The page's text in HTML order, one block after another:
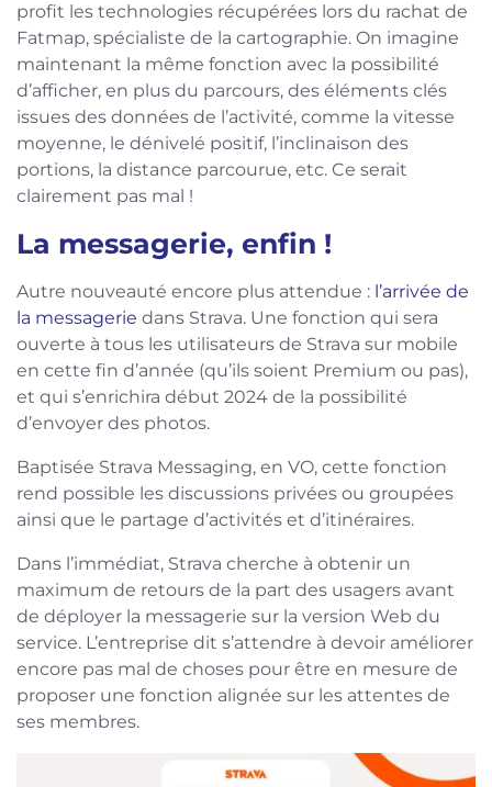
profit les technologies récupérées lors du rachat de
Fatmap, spécialiste de la cartographie. On imagine
maintenant la même fonction avec la possibilité
d’afficher, en plus du parcours, des éléments clés
issues des données de l’activité, comme la vitesse
moyenne, le dénivelé positif, l’inclinaison des
portions, la distance parcourue, etc. Ce serait
clairement pas mal !
La messagerie, enfin !
Autre nouveauté encore plus attendue : l’arrivée de
la messagerie dans Strava. Une fonction qui sera
ouverte à tous les utilisateurs de Strava sur mobile
en cette fin d’année (qu’ils soient Premium ou pas),
et qui s’enrichira début 2024 de la possibilité
d’envoyer des photos.
Baptisée Strava Messaging, en VO, cette fonction
rend possible les discussions privées ou groupées
ainsi que le partage d’activités et d’itinéraires.
Dans l’immédiat, Strava cherche à obtenir un
maximum de retours de la part des usagers avant
de déployer la messagerie sur la version Web du
service. L’entreprise dit s’attendre à devoir améliorer
encore pas mal de choses pour être en mesure de
proposer une fonction alignée sur les attentes de
ses membres.